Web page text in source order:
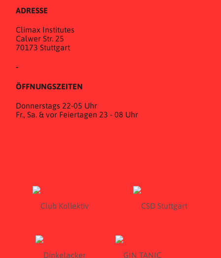
ADRESSE
Climax Institutes
Calwer Str. 25
70173 Stuttgart
-
ÖFFNUNGSZEITEN
Donnerstags 22-05 Uhr
Fr., Sa. & vor Feiertagen 23 - 08 Uhr